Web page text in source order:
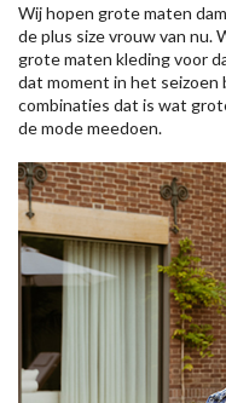
Wij hopen grote maten
de plus size vrouw van nu.
grote maten kleding voor
dat moment in het seizoen
combinaties dat is wat
de mode meedoen.